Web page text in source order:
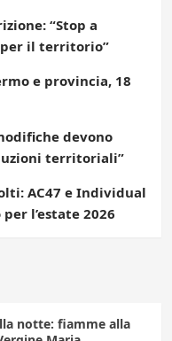
“Stop a
il territorio”
e provincia, 18
devono
territoriali”
AC47 e Individual
l’estate 2026
notte: fiamme alla